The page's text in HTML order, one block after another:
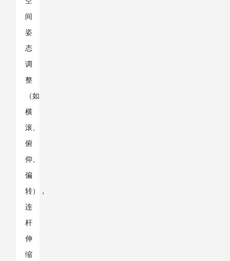
间
姿
态
调
整
（如
横
滚、
俯
仰、
偏
转），
连
杆
伸
缩